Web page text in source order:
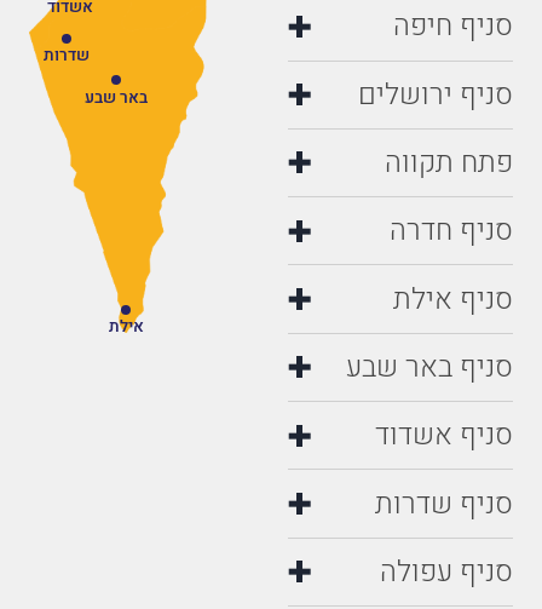
סניף חיפה
סניף ירושלים
פתח תקווה
סניף חדרה
סניף אילת
סניף באר שבע
סניף אשדוד
סניף שדרות
סניף עפולה
אילת
באר שבע
אשדוד
שדרות